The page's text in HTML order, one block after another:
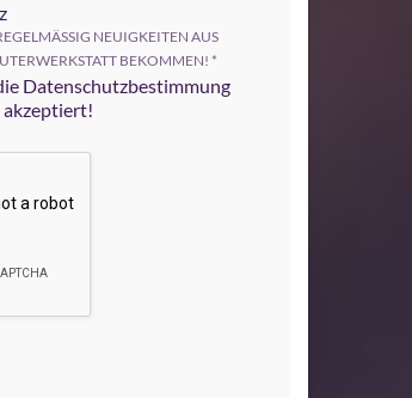
NEUIGKEITEN AUS
BEKOMMEN! *
Datenschutzbestimmung
akzeptiert!